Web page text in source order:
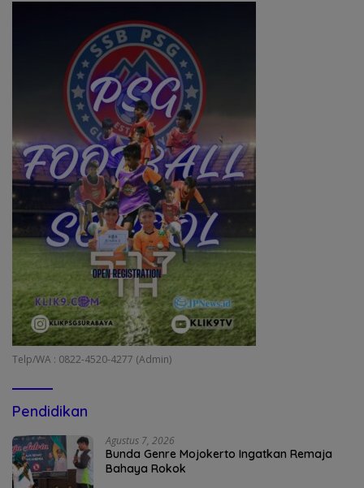
Telp/WA : 0822-4520-4277 (Admin)
Pendidikan
Agustus 7, 2026
Bunda Genre Mojokerto Ingatkan Remaja
Bahaya Rokok